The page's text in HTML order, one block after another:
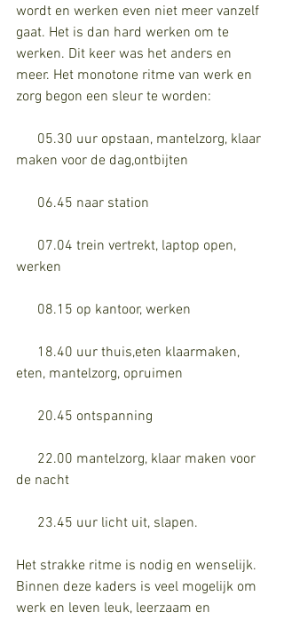
wordt en werken even niet meer vanzelf
gaat. Het is dan hard werken om te
werken. Dit keer was het anders en
meer. Het monotone ritme van werk en
zorg begon een sleur te worden:
maken voor de dag,ontbijten
      06.45 naar station
werken
      08.15 op kantoor, werken
eten, mantelzorg, opruimen
      20.45 ontspanning
de nacht
      23.45 uur licht uit, slapen.
Het strakke ritme is nodig en wenselijk.
Binnen deze kaders is veel mogelijk om
werk en leven leuk, leerzaam en